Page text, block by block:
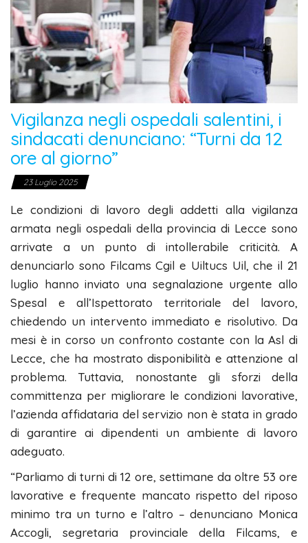
Vigilanza negli ospedali salentini, i
sindacati denunciano: “Turni da 12
ore al giorno”
23 Luglio 2025
Le condizioni di lavoro degli addetti alla vigilanza
armata negli ospedali della provincia di Lecce sono
arrivate a un punto di intollerabile criticità. A
denunciarlo sono Filcams Cgil e Uiltucs Uil, che il 21
luglio hanno inviato una segnalazione urgente allo
Spesal e all’Ispettorato territoriale del lavoro,
chiedendo un intervento immediato e risolutivo. Da
mesi è in corso un confronto costante con la Asl di
Lecce, che ha mostrato disponibilità e attenzione al
problema. Tuttavia, nonostante gli sforzi della
committenza per migliorare le condizioni lavorative,
l’azienda affidataria del servizio non è stata in grado
di garantire ai dipendenti un ambiente di lavoro
adeguato.
“Parliamo di turni di 12 ore, settimane da oltre 53 ore
lavorative e frequente mancato rispetto del riposo
minimo tra un turno e l’altro – denunciano Monica
Accogli, segretaria provinciale della Filcams, e